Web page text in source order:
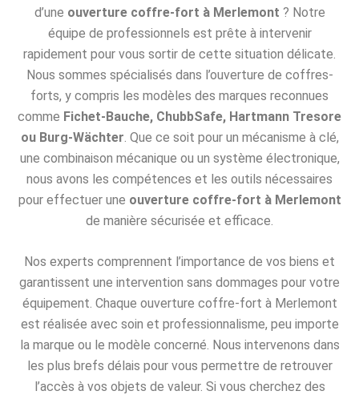
d’une ouverture coffre-fort à Merlemont ? Notre
équipe de professionnels est prête à intervenir
rapidement pour vous sortir de cette situation délicate.
Nous sommes spécialisés dans l’ouverture de coffres-
forts, y compris les modèles des marques reconnues
comme Fichet-Bauche, ChubbSafe, Hartmann Tresore
ou Burg-Wächter . Que ce soit pour un mécanisme à clé,
une combinaison mécanique ou un système électronique,
nous avons les compétences et les outils nécessaires
pour effectuer une ouverture coffre-fort à Merlemont
de manière sécurisée et efficace.
Nos experts comprennent l’importance de vos biens et
garantissent une intervention sans dommages pour votre
équipement. Chaque ouverture coffre-fort à Merlemont
est réalisée avec soin et professionnalisme, peu importe
la marque ou le modèle concerné. Nous intervenons dans
les plus brefs délais pour vous permettre de retrouver
l’accès à vos objets de valeur. Si vous cherchez des